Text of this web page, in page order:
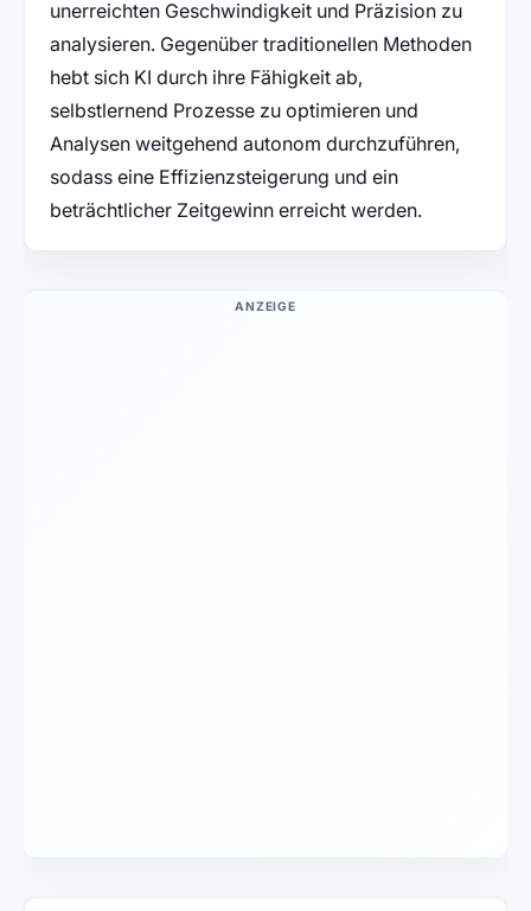
unerreichten Geschwindigkeit und Präzision zu
analysieren. Gegenüber traditionellen Methoden
hebt sich KI durch ihre Fähigkeit ab,
selbstlernend Prozesse zu optimieren und
Analysen weitgehend autonom durchzuführen,
sodass eine Effizienzsteigerung und ein
beträchtlicher Zeitgewinn erreicht werden.
ANZEIGE